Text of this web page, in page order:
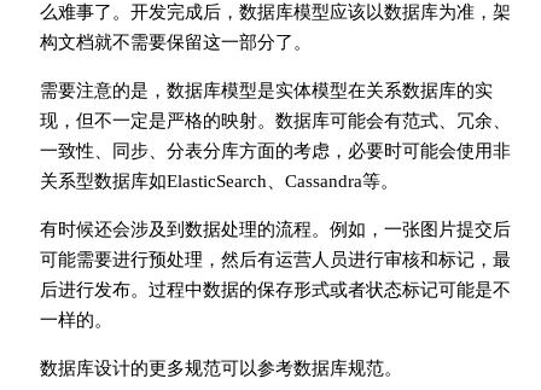
么难事了。开发完成后，数据库模型应该以数据库为准，架
构文档就不需要保留这一部分了。
需要注意的是，数据库模型是实体模型在关系数据库的实
现，但不一定是严格的映射。数据库可能会有范式、冗余、
一致性、同步、分表分库方面的考虑，必要时可能会使用非
关系型数据库如ElasticSearch、Cassandra等。
有时候还会涉及到数据处理的流程。例如，一张图片提交后
可能需要进行预处理，然后有运营人员进行审核和标记，最
后进行发布。过程中数据的保存形式或者状态标记可能是不
一样的。
数据库设计的更多规范可以参考数据库规范。